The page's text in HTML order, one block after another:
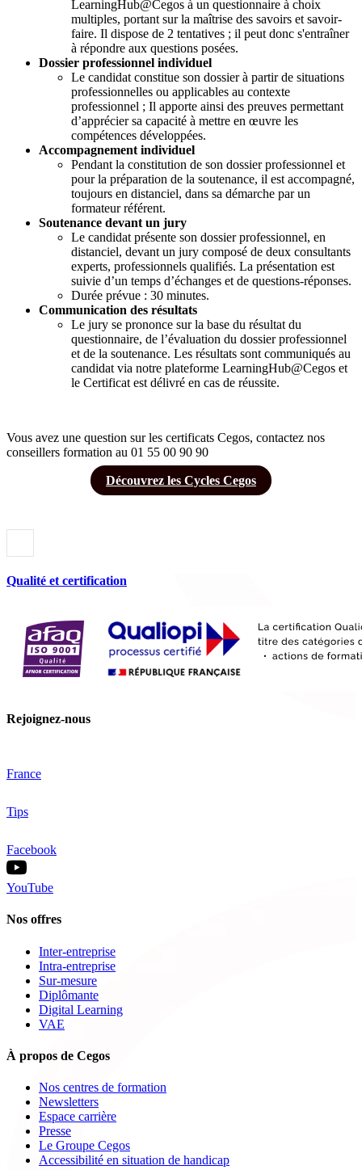
LearningHub@Cegos à un questionnaire à choix
multiples, portant sur la maîtrise des savoirs et savoir-
faire. Il dispose de 2 tentatives ; il peut donc s'entraîner
à répondre aux questions posées.
Dossier professionnel individuel
Le candidat constitue son dossier à partir de situations
professionnelles ou applicables au contexte
professionnel ; Il apporte ainsi des preuves permettant
d’apprécier sa capacité à mettre en œuvre les
compétences développées.
Accompagnement individuel
Pendant la constitution de son dossier professionnel et
pour la préparation de la soutenance, il est accompagné,
toujours en distanciel, dans sa démarche par un
formateur référent.
Soutenance devant un jury
Le candidat présente son dossier professionnel, en
distanciel, devant un jury composé de deux consultants
experts, professionnels qualifiés. La présentation est
suivie d’un temps d’échanges et de questions-réponses.
Durée prévue : 30 minutes.
Communication des résultats
Le jury se prononce sur la base du résultat du
questionnaire, de l’évaluation du dossier professionnel
et de la soutenance. Les résultats sont communiqués au
candidat via notre plateforme LearningHub@Cegos et
le Certificat est délivré en cas de réussite.
Vous avez une question sur les certificats Cegos, contactez nos
conseillers formation au 01 55 00 90 90
Découvrez les Cycles Cegos
Qualité et certification
Rejoignez-nous
France
Tips
Facebook
YouTube
Nos offres
Inter-entreprise
Intra-entreprise
Sur-mesure
Diplômante
Digital Learning
VAE
À propos de Cegos
Nos centres de formation
Newsletters
Espace carrière
Presse
Le Groupe Cegos
Accessibilité en situation de handicap